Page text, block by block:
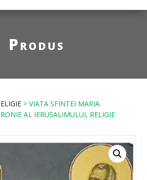
Produs
> VIATA SFINTEI MARIA
AL IERUSALIMULUI, RELIGIE